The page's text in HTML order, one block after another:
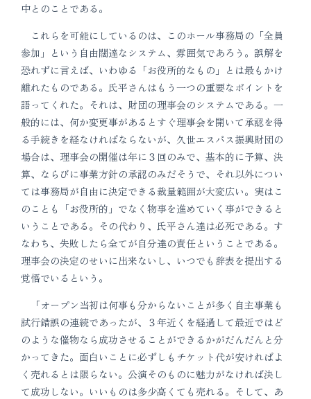
中とのことである。
これらを可能にしているのは、このホール事務局の「全員
参加」という自由闊達なシステム、雰囲気であろう。誤解を
恐れずに言えば、いわゆる「お役所的なもの」とは最もかけ
離れたものである。氏平さんはもう一つの重要なポイントを
語ってくれた。それは、財団の理事会のシステムである。一
般的には、何か変更事があるとすぐ理事会を開いて承認を得
る手続きを経なければならないが、久世エスパス振興財団の
場合は、理事会の開催は年に３回のみで、基本的に予算、決
算、ならびに事業方針の承認のみだそうで、それ以外につい
ては事務局が自由に決定できる裁量範囲が大変広い。実はこ
のことも「お役所的」でなく物事を進めていく事ができると
いうことである。その代わり、氏平さん達は必死である。す
なわち、失敗したら全てが自分達の責任ということである。
理事会の決定のせいに出来ないし、いつでも辞表を提出する
覚悟でいるという。
「オープン当初は何事も分からないことが多く自主事業も
試行錯誤の連続であったが、３年近くを経過して最近ではど
のような催物なら成功させることができるかがだんだんと分
かってきた。面白いことに必ずしもチケット代が安ければよ
く売れるとは限らない。公演そのものに魅力がなければ決し
て成功しない。いいものは多少高くても売れる。そして、あ